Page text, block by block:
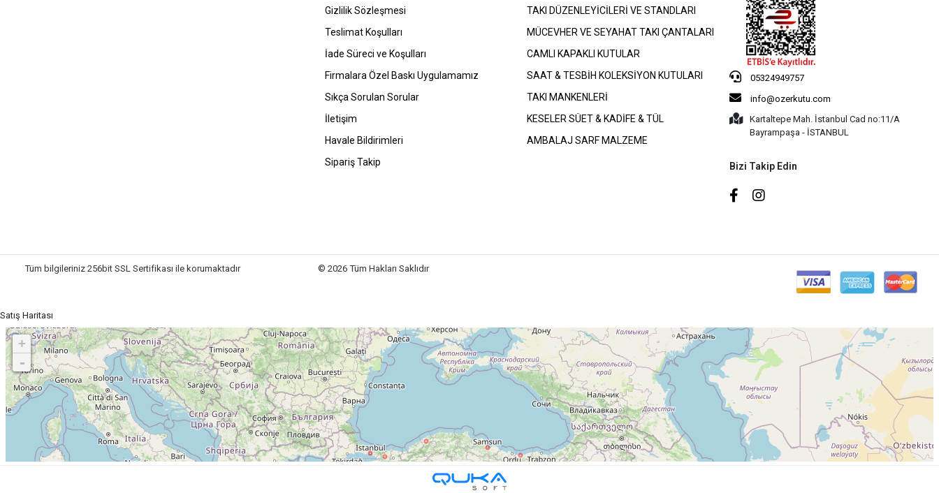
Gizlilik Sözleşmesi
Teslimat Koşulları
İade Süreci ve Koşulları
Firmalara Özel Baskı Uygulamamız
Sıkça Sorulan Sorular
İletişim
Havale Bildirimleri
Sipariş Takip
TAKI DÜZENLEYİCİLERİ VE STANDLARI
MÜCEVHER VE SEYAHAT TAKI ÇANTALARI
CAMLI KAPAKLI KUTULAR
SAAT & TESBİH KOLEKSİYON KUTULARI
TAKI MANKENLERİ
KESELER SÜET & KADİFE & TÜL
AMBALAJ SARF MALZEME
05324949757
info@ozerkutu.com
Kartaltepe Mah. İstanbul Cad no:11/A
Bayrampaşa - İSTANBUL
Bizi Takip Edin
Tüm bilgileriniz 256bit SSL Sertifikası ile korumaktadır © 2026 Tüm Hakları Saklıdır
Satış Haritası